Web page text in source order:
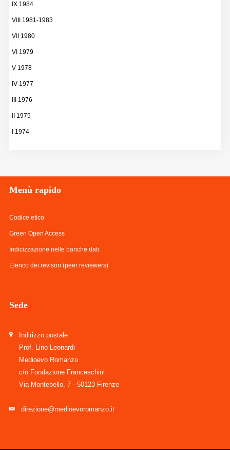
IX 1984
VIII 1981-1983
VII 1980
VI 1979
V 1978
IV 1977
III 1976
II 1975
I 1974
Menù rapido
Codice etico
Green Open Access
Indicizzazione nelle banche dati
Elenco dei revisori (peer reviewers)
Sede
Indirizzo postale:
Prof. Lino Leonardi
Medioevo Romanzo
c/o Fondazione Franceschini
Via Montebello, 7 - 50123 Firenze
direzione@medioevoromanzo.it